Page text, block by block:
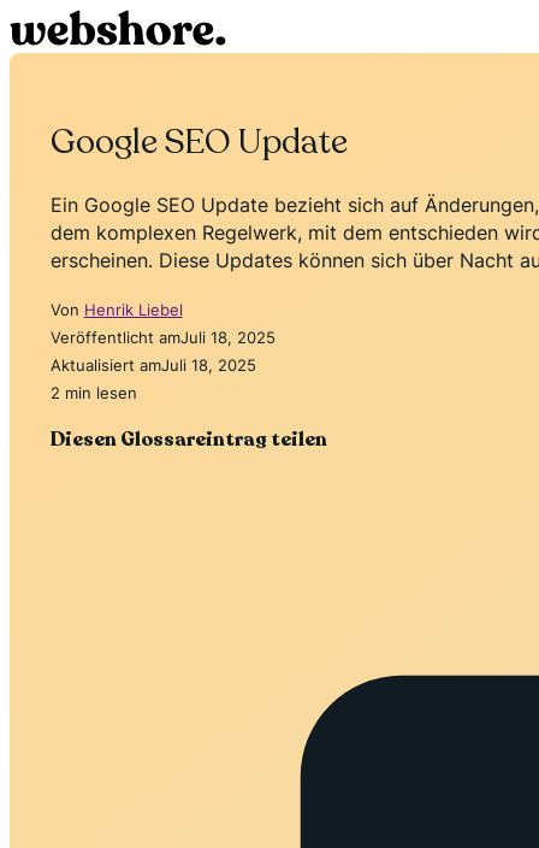
Google SEO Update
Ein Google SEO Update bezieht sich auf
dem komplexen Regelwerk, mit dem entschieden
erscheinen. Diese Updates können sich über Nacht
Von Henrik Liebel
Veröffentlicht amJuli 18, 2025
Aktualisiert amJuli 18, 2025
2 min lesen
Diesen Glossareintrag teilen